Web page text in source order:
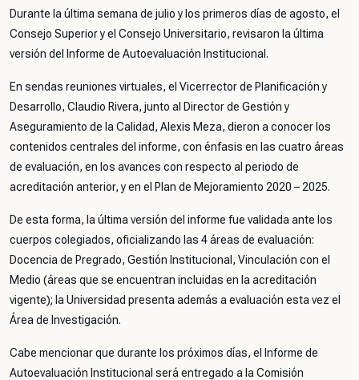
Durante la última semana de julio y los primeros días de agosto, el
Consejo Superior y el Consejo Universitario, revisaron la última
versión del Informe de Autoevaluación Institucional.
En sendas reuniones virtuales, el Vicerrector de Planificación y
Desarrollo, Claudio Rivera, junto al Director de Gestión y
Aseguramiento de la Calidad, Alexis Meza, dieron a conocer los
contenidos centrales del informe, con énfasis en las cuatro áreas
de evaluación, en los avances con respecto al periodo de
acreditación anterior, y en el Plan de Mejoramiento 2020 – 2025.
De esta forma, la última versión del informe fue validada ante los
cuerpos colegiados, oficializando las 4 áreas de evaluación:
Docencia de Pregrado, Gestión Institucional, Vinculación con el
Medio (áreas que se encuentran incluidas en la acreditación
vigente); la Universidad presenta además a evaluación esta vez el
Área de Investigación.
Cabe mencionar que durante los próximos días, el Informe de
Autoevaluación Institucional será entregado a la Comisión